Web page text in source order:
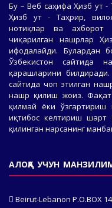
Бу – Веб саҳифа Ҳизб ут -
Ҳизб ут - Таҳрир,
нотиқлар ва ахборот
чиқарилган нашрлар
ифодалайди. Булардан
Ўзбекистон сайтида
қарашларини
сайтида чоп этилган
нашр қилиш жоиз.
қилмай ёки
иқтибос келтириш шарт
қилинган нарсанинг
АЛОҚА УЧУН
Beirut-Lebanon P.O.BOX